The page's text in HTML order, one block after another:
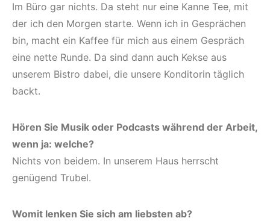
Im Büro gar nichts. Da steht nur eine Kanne Tee, mit
der ich den Morgen starte. Wenn ich in Gesprächen
bin, macht ein Kaffee für mich aus einem Gespräch
eine nette Runde. Da sind dann auch Kekse aus
unserem Bistro dabei, die unsere Konditorin täglich
backt.
Hören Sie Musik oder Podcasts während der Arbeit,
wenn ja: welche?
Nichts von beidem. In unserem Haus herrscht
genügend Trubel.
Womit lenken Sie sich am liebsten ab?